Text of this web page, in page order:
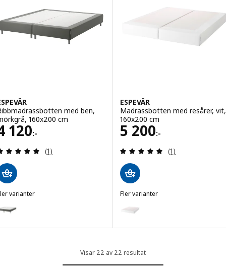
med ben,
160x200 cm
120:-
4120:-
Recensera: 5 utav 5 stjärnor. Totalt antal
(1)
varianter
ESPEVÄR, Ribbmadrassbotten med ben, mörkgrå, 160x200
ESPEVÄR, Ribbmadrassbotten med ben, mörkgrå, 140x200
ESPEVÄR
Madrassbotten med resårer, vit,
160x200 cm
5 200:-
Pris 5200:-
Recensera: 5
(1)
Fler varianter
Visar 22 av 22 resultat